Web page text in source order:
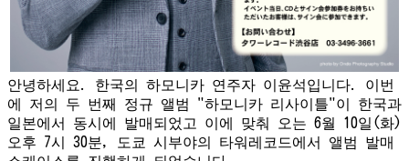
안녕하세요. 한국의 하모니카 연주자 이윤석입니다. 이번
에 저의 두 번째 정규 앨범 "하모니카 리사이틀"이 한국과
일본에서 동시에 발매되었고 이에 맞춰 오는 6월 10일(화)
오후 7시 30분, 도쿄 시부야의 타워레코드에서 앨범 발매